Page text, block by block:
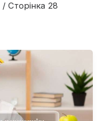
Сторінка 28